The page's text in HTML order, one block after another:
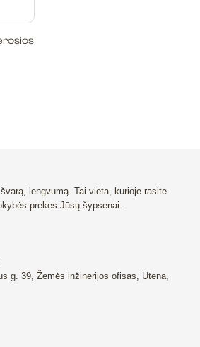
lengvumą. Tai vieta, kurioje rasite
prekes Jūsų šypsenai.
g. 39, Žemės inžinerijos ofisas, Utena,